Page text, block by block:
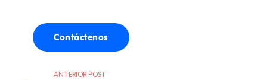
Contáctenos
ANTERIOR POST